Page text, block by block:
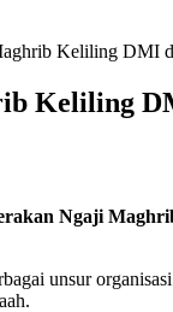
Keliling DMI
Keliling
Ngaji
unsur